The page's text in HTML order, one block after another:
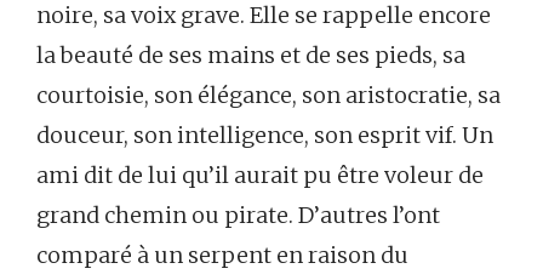
noire, sa voix grave. Elle se rappelle encore
la beauté de ses mains et de ses pieds, sa
courtoisie, son élégance, son aristocratie, sa
douceur, son intelligence, son esprit vif. Un
ami dit de lui qu’il aurait pu être voleur de
grand chemin ou pirate. D’autres l’ont
comparé à un serpent en raison du